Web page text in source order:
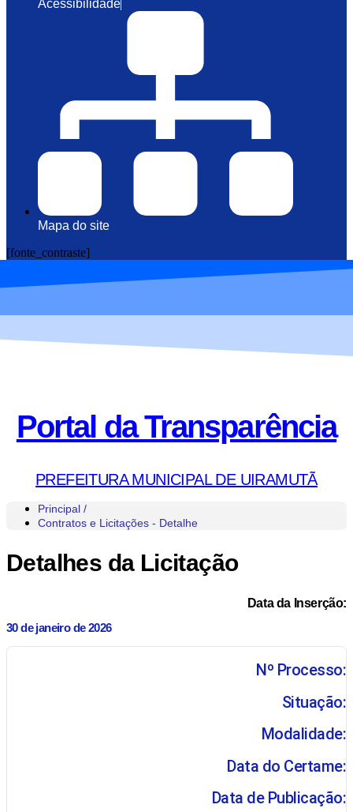
Acessibilidade
Mapa do site
[fonte_contraste]
Portal da Transparência
PREFEITURA MUNICIPAL DE UIRAMUTÃ
Principal /
Contratos e Licitações - Detalhe
Detalhes da Licitação
Data da Inserção:
30 de janeiro de 2026
Nº Processo:
Situação:
Modalidade:
Data do Certame:
Data de Publicação: